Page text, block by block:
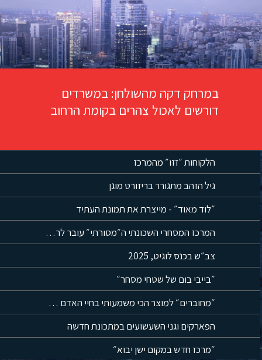
במרחק דקה מהשולחן: במשרדים
דורשים לאכול צהרים בקומת הרחוב
הלקוחות ״זזו״ מהמרכז
גיל הזהב מתגורר בריזורט מוגן
״לוד מאוד״ - מייצרת את תמונת העתיד
המרכז המסחרי השכונתי ה״מסורתי״ עובר לרחובות
צב״ש בכנס לוגיט, 2025
״בייבי בום של שטחי מסחר״
״מחוברים״ למוצר הכי משמעותי בחיי האדם = הנייד
הפארקים וגני השעשועים במתכונת חדשה
״מרכז חדש במקום ישן יבוא״